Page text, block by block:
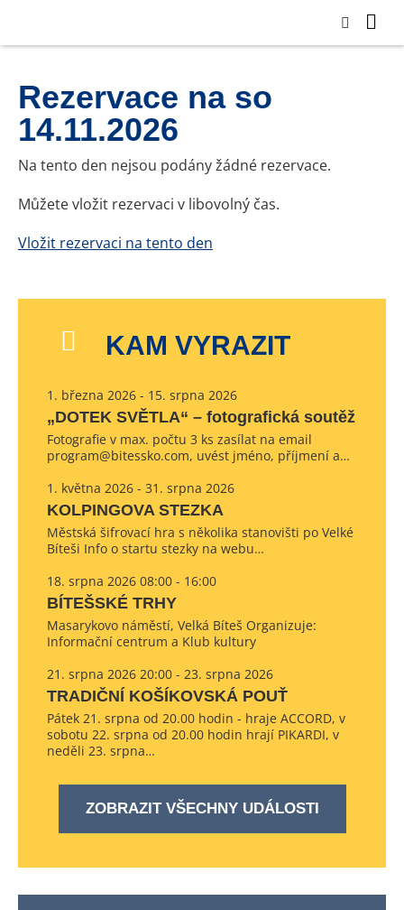
Rezervace na so
14.11.2026
Na tento den nejsou podány žádné rezervace.
Můžete vložit rezervaci v libovolný čas.
Vložit rezervaci na tento den
KAM VYRAZIT
1. března 2026 - 15. srpna 2026
„DOTEK SVĚTLA“ – fotografická soutěž
Fotografie v max. počtu 3 ks zasílat na email
program@bitessko.com, uvést jméno, příjmení a…
1. května 2026 - 31. srpna 2026
KOLPINGOVA STEZKA
Městská šifrovací hra s několika stanovišti po Velké
Bíteši Info o startu stezky na webu…
18. srpna 2026 08:00 - 16:00
BÍTEŠSKÉ TRHY
Masarykovo náměstí, Velká Bíteš Organizuje:
Informační centrum a Klub kultury
21. srpna 2026 20:00 - 23. srpna 2026
TRADIČNÍ KOŠÍKOVSKÁ POUŤ
Pátek 21. srpna od 20.00 hodin - hraje ACCORD, v
sobotu 22. srpna od 20.00 hodin hrají PIKARDI, v
neděli 23. srpna…
ZOBRAZIT VŠECHNY UDÁLOSTI